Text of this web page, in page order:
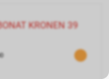
KRONEN 39